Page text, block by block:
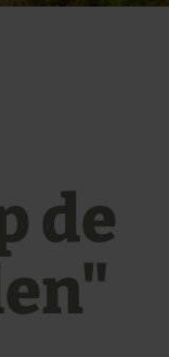
de